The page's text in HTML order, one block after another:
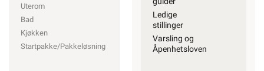
Uterom
Bad
Kjøkken
Startpakke/Pakkeløsning
Ledige
stillinger
Varsling og
Åpenhetsloven